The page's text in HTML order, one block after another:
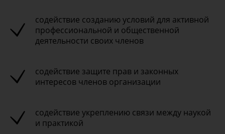
содействие созданию условий для активной
профессиональной и общественной
деятельности своих членов
содействие защите прав и законных
интересов членов организации
содействие укреплению связи между наукой
и практикой